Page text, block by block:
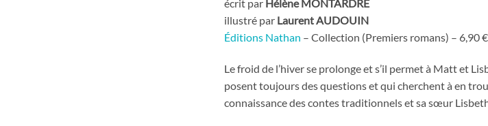
écrit par Hélène MONTARDRE
illustré par Laurent AUDOUIN
Éditions Nathan – Collection (Premiers romans) – 6,90 €
Le froid de l’hiver se prolonge et s’il permet à Matt et
posent toujours des questions et qui cherchent à en
connaissance des contes traditionnels et sa sœur